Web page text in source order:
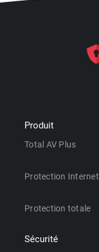
Produit
Total AV Plus
Protection Internet
Protection totale
Sécurité